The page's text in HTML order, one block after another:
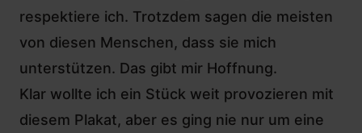
respektiere ich. Trotzdem sagen die meisten
von diesen Menschen, dass sie mich
unterstützen. Das gibt mir Hoffnung.
Klar wollte ich ein Stück weit provozieren mit
diesem Plakat, aber es ging nie nur um eine